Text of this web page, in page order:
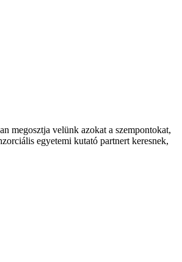
megosztja velünk azokat a szempontokat,
egyetemi kutató partnert keresnek,